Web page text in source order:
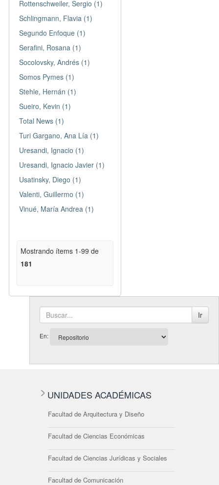
Rottenschweiler, Sergio (1)
Schlingmann, Flavia (1)
Segundo Enfoque (1)
Serafini, Rosana (1)
Socolovsky, Andrés (1)
Somos Pymes (1)
Stehle, Hernán (1)
Sueiro, Kevin (1)
Total News (1)
Turi Gargano, Ana Lía (1)
Uresandi, Ignacio (1)
Uresandi, Ignacio Javier (1)
Usatinsky, Diego (1)
Valenti, Guillermo (1)
Vinué, María Andrea (1)
Mostrando ítems 1-99 de
181
Ir
En:
UNIDADES ACADÉMICAS
Facultad de Arquitectura y Diseño
Facultad de Ciencias Económicas
Facultad de Ciencias Jurídicas y Sociales
Facultad de Comunicación